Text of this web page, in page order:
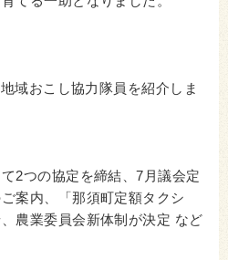
域おこし協力隊員を紹介しま
2つの協定を締結、7月議会定
案内、「那須町定額タクシ
農業委員会新体制が決定 など